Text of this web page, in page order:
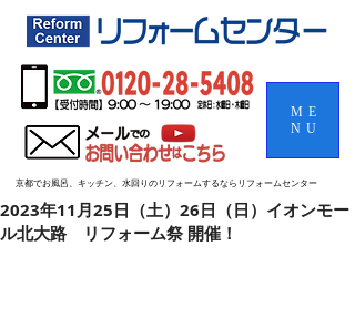
ME
NU
京都でお風呂、キッチン、水回りのリフォームするならリフォームセンター
2023年11月25日（土）26日（日）イオンモー
ル北大路 リフォーム祭 開催！